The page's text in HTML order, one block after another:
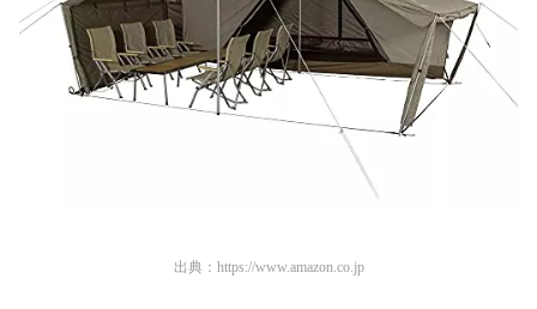
出典： https://www.amazon.co.jp